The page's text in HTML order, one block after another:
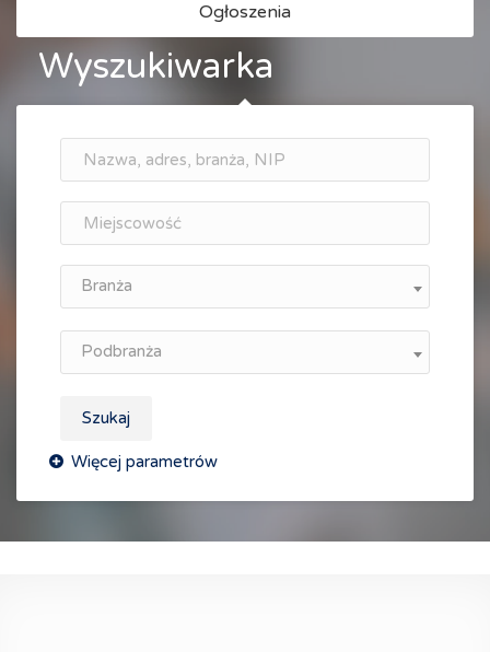
Ogłoszenia
Wyszukiwarka
Branża
Podbranża
Szukaj